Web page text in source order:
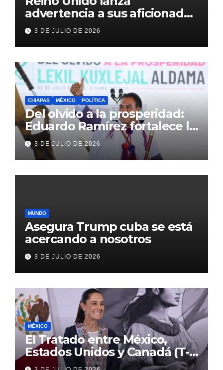
advertencia a sus aficionados
antes del México vs
Inglaterra en el Mundial 2026
3 DE JULIO DE 2026
CHIAPAS MÉXICO POLÍTICA
Del olvido a la prosperidad:
Eduardo Ramírez fortalece la
transformación de Aldama
con inversión histórica
3 DE JULIO DE 2026
MUNDO
Asegura Trump cuba se está
acercando a nosotros
3 DE JULIO DE 2026
MÉXICO
El Tratado entre México,
Estados Unidos y Canadá (T-
MEC) se mantiene hasta el